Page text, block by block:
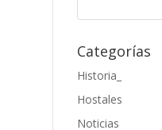
Categorías
Historia_
Hostales
Noticias